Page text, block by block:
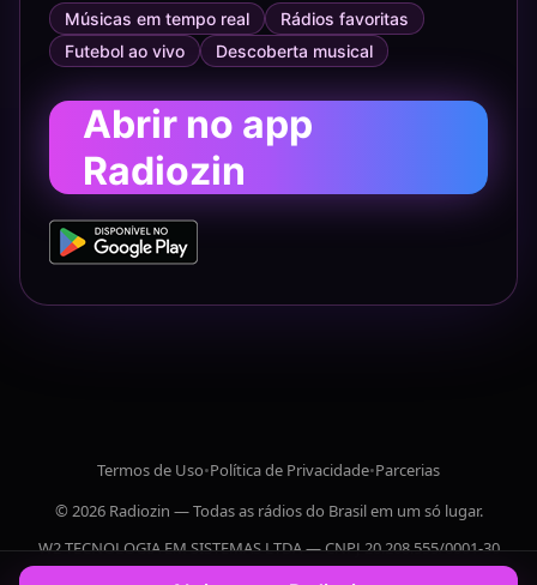
Músicas em tempo real
Rádios favoritas
Futebol ao vivo
Descoberta musical
Abrir no app
Radiozin
Termos de Uso•Política de Privacidade•Parcerias
© 2026 Radiozin — Todas as rádios do Brasil em um só lugar.
W2 TECNOLOGIA EM SISTEMAS LTDA — CNPJ 20.208.555/0001-30